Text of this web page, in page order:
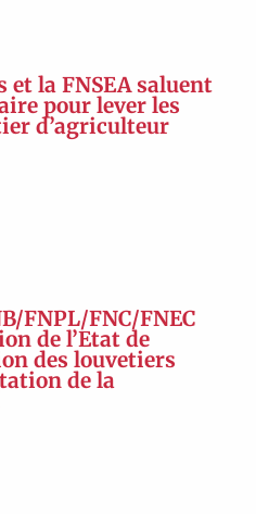
et la FNSEA saluent
pour lever les
d’agriculteur
FNPL/FNC/FNEC
de l’Etat de
des louvetiers
de la